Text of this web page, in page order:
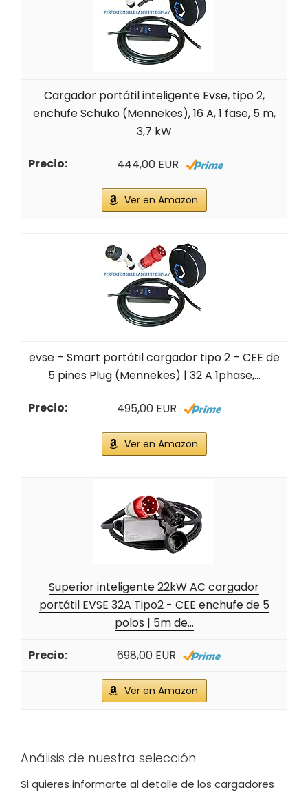
Cargador portátil inteligente Evse, tipo 2,
enchufe Schuko (Mennekes), 16 A, 1 fase, 5 m,
3,7 kW
444,00 EUR
Ver en Amazon
evse – Smart portátil cargador tipo 2 – CEE de
5 pines Plug (Mennekes) | 32 A 1phase,...
495,00 EUR
Ver en Amazon
Superior inteligente 22kW AC cargador
portátil EVSE 32A Tipo2 - CEE enchufe de 5
polos | 5m de...
698,00 EUR
Ver en Amazon
Análisis de nuestra selección
Si quieres informarte al detalle de los cargadores